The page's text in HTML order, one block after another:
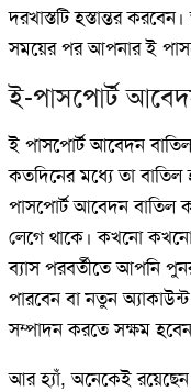
দরখাস্তটি হস্তান্তর
সময়ের পর আপনার ই
ই-পাসপোর্ট
ই পাসপোর্ট আবেদন বাতিল
কতদিনের মধ্যে তা
পাসপোর্ট আবেদন বাতিল
লেগে থাকে। কখনো কখনো
ব্যাস পরবর্তীতে আপনি
পারবেন বা নতুন অ্যাকাউন্ট
সম্পাদন করতে সক্ষম
আর হ্যাঁ, অনেকেই